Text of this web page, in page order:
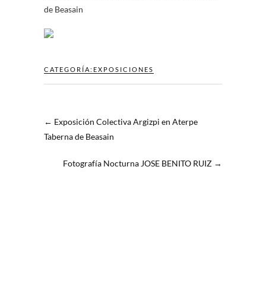
de Beasain
CATEGORÍA: EXPOSICIONES
← Exposición Colectiva Argizpi en Aterpe
Taberna de Beasain
Fotografía Nocturna JOSE BENITO RUIZ →